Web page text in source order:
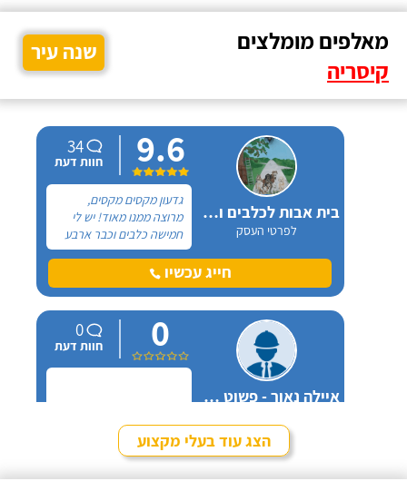
מאלפים מומלצים
קיסריה
שנה עיר
בית אבות לכלבים ופנסיון חתולים
לפרטי העסק
9.6
34
חוות דעת
גדעון מקסים מקסים,
מרוצה ממנו מאוד! יש לי
חמישה כלבים וכבר ארבע
שנים, כל פעם שיש לי
נסיעה והיעדרות מהבית,
אני שמה אצלו את הכלבים,
אותו ומאושרים כשהם
חוזרים הביתה - ממליצה
בחום.
חייג עכשיו
איילה נאור - פשוט מאלפת בחיפה
0
0
חוות דעת
חייג עכשיו
הצג עוד בעלי מקצוע